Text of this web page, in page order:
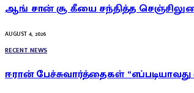
ஆங் சான் சூ கீயை சந்தித்த
AUGUST 4, 2026
RECENT NEWS
ஈரான் பேச்சுவார்த்தைகள்